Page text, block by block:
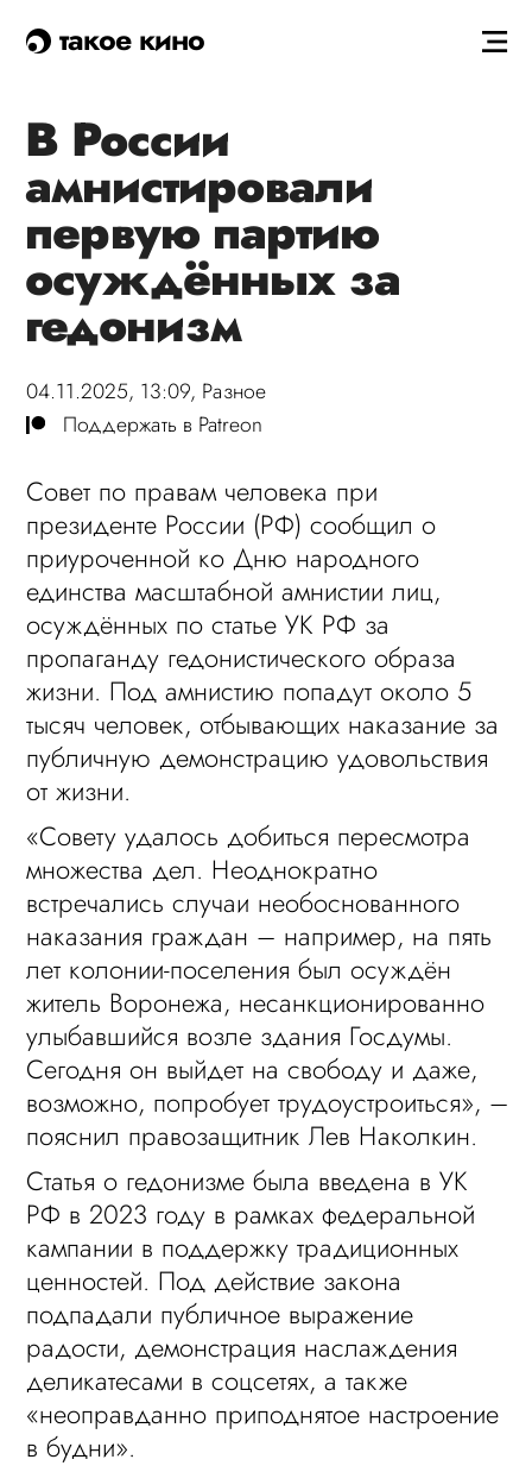
такое кино
В России
амнистировали
первую партию
осуждённых за
гедонизм
04.11.2025, 13:09, Разное
Поддержать в Patreon
Совет по правам человека при
президенте России (РФ) сообщил о
приуроченной ко Дню народного
единства масштабной амнистии лиц,
осуждённых по статье УК РФ за
пропаганду гедонистического образа
жизни. Под амнистию попадут около 5
тысяч человек, отбывающих наказание за
публичную демонстрацию удовольствия
от жизни.
«Совету удалось добиться пересмотра
множества дел. Неоднократно
встречались случаи необоснованного
наказания граждан – например, на пять
лет колонии-поселения был осуждён
житель Воронежа, несанкционированно
улыбавшийся возле здания Госдумы.
Сегодня он выйдет на свободу и даже,
возможно, попробует трудоустроиться», –
пояснил правозащитник Лев Наколкин.
Статья о гедонизме была введена в УК
РФ в 2023 году в рамках федеральной
кампании в поддержку традиционных
ценностей. Под действие закона
подпадали публичное выражение
радости, демонстрация наслаждения
деликатесами в соцсетях, а также
«неоправданно приподнятое настроение
в будни».